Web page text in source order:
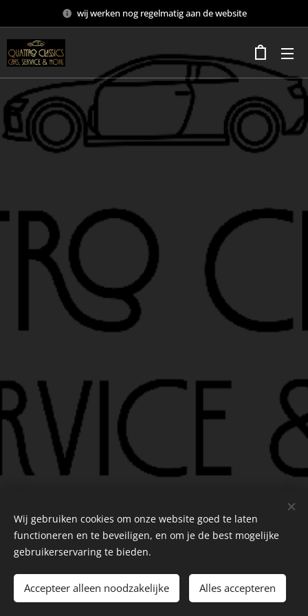
wij werken nog regelmatig aan de website
Alle rechten voorbehouden |Quattro Classics BV
Cookies
Nederlands
Français
Wij gebruiken cookies om onze website goed te laten
functioneren en te beveiligen, en om je de best mogelijke
gebruikerservaring te bieden.
Accepteer alleen noodzakelijke Alles accepteren